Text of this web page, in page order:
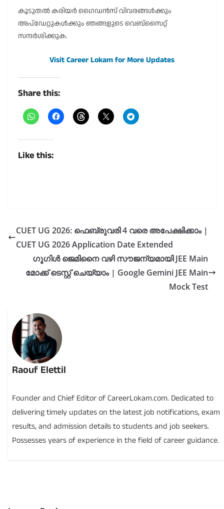
കൂടുതൽ കരിയർ ഗൈഡൻസ് വിവരങ്ങൾക്കും
അപ്‌ഡേറ്റുകൾക്കും ഞങ്ങളുടെ വെബ്സൈറ്റ്
സന്ദർശിക്കുക.
Visit Career Lokam for More Updates
Share this:
Like this:
CUET UG 2026: ഫെബ്രുവരി 4 വരെ അപേക്ഷിക്കാം |
CUET UG 2026 Application Date Extended
ഗൂഗിൾ ജെമിനൈ വഴി സൗജന്യമായി JEE Main
മോക്ക് ടെസ്റ്റ് ചെയ്യാം | Google Gemini JEE Main
Mock Test
Raouf Elettil
Founder and Chief Editor of CareerLokam.com. Dedicated to
delivering timely updates on the latest job notifications, exam
results, and admission details to students and job seekers.
Possesses years of experience in the field of career guidance.